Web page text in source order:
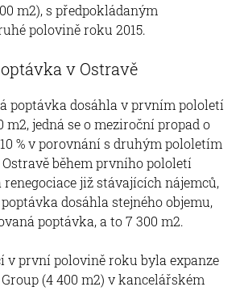
m2), s předpokládaným
polovině roku 2015.
v Ostravě
poptávka dosáhla v prvním pololetí
m2, jedná se o meziroční propad o
10 % v porovnání s druhým pololetím
Ostravě během prvního pololetí
již stávajících nájemců,
dosáhla stejného objemu,
poptávka, a to 7 300 m2.
v první polovině roku byla expanze
(4 400 m2) v kancelářském